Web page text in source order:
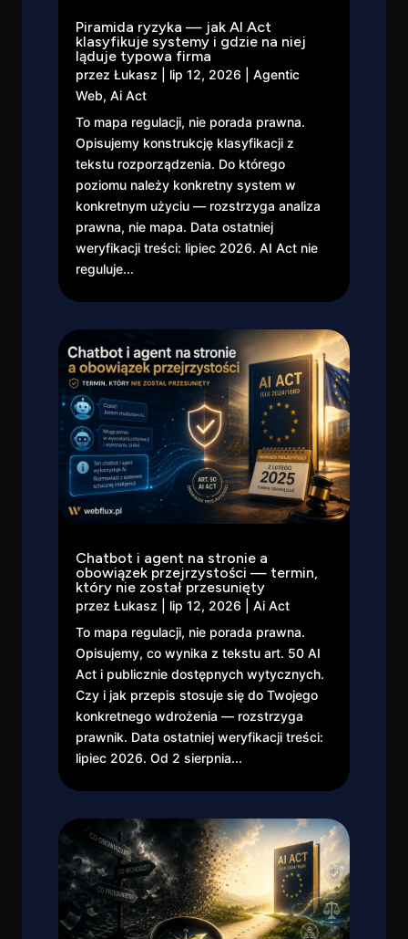
Piramida ryzyka — jak AI Act
klasyfikuje systemy i gdzie na niej
ląduje typowa firma
przez Łukasz lip 12, 2026
Agentic
Web, Ai Act
To mapa regulacji, nie porada prawna.
Opisujemy konstrukcję klasyfikacji z
tekstu rozporządzenia. Do którego
poziomu należy konkretny system w
konkretnym użyciu — rozstrzyga analiza
prawna, nie mapa. Data ostatniej
weryfikacji treści: lipiec 2026. AI Act nie
reguluje...
Chatbot i agent na stronie a
obowiązek przejrzystości — termin,
który nie został przesunięty
przez Łukasz lip 12, 2026
Ai Act
To mapa regulacji, nie porada prawna.
Opisujemy, co wynika z tekstu art. 50 AI
Act i publicznie dostępnych wytycznych.
Czy i jak przepis stosuje się do Twojego
konkretnego wdrożenia — rozstrzyga
prawnik. Data ostatniej weryfikacji treści:
lipiec 2026. Od 2 sierpnia...